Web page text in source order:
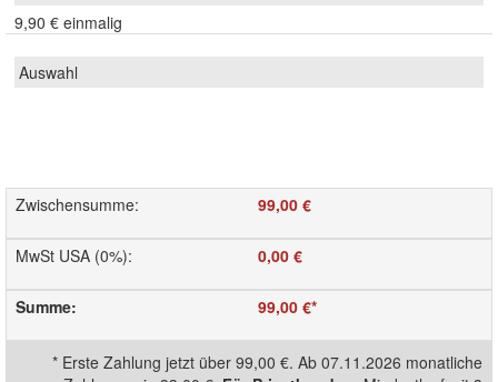
9,90 € einmalig
Zwischensumme: 99,00 €
MwSt USA (0%): 0,00 €
Summe: 99,00 €*
* Erste Zahlung jetzt über 99,00 €. Ab 07.11.2026 monatliche